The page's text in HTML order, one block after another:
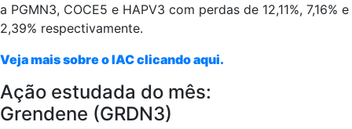
a PGMN3, COCE5 e HAPV3 com perdas de 12,11%, 7,16% e
2,39% respectivamente.
Veja mais sobre o IAC clicando aqui.
Ação estudada do mês:
Grendene (GRDN3)